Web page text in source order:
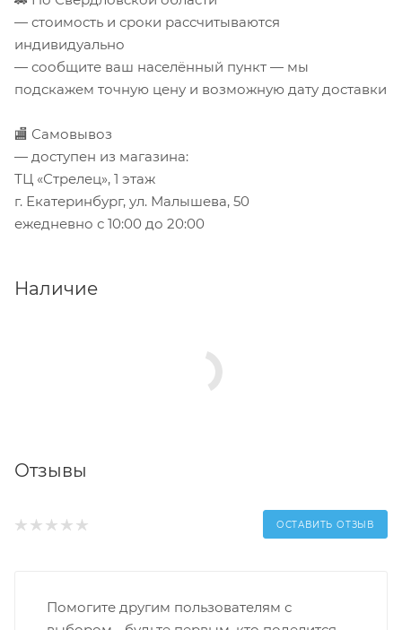
— стоимость и сроки рассчитываются
индивидуально
— сообщите ваш населённый пункт — мы
подскажем точную цену и возможную дату доставки
🏬 Самовывоз
— доступен из магазина:
ТЦ «Стрелец», 1 этаж
г. Екатеринбург, ул. Малышева, 50
ежедневно с 10:00 до 20:00
Наличие
Отзывы
ОСТАВИТЬ ОТЗЫВ
Помогите другим пользователям с